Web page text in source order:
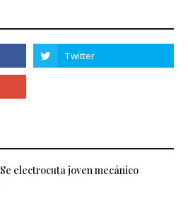
electrocuta joven mecánico